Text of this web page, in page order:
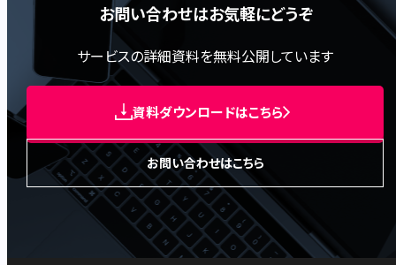
お問い合わせはお気軽にどうぞ
サービスの詳細資料を無料公開しています
資料ダウンロードはこちら
お問い合わせはこちら